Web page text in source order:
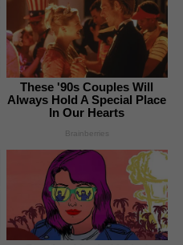
These '90s Couples Will
Always Hold A Special Place
In Our Hearts
Brainberries